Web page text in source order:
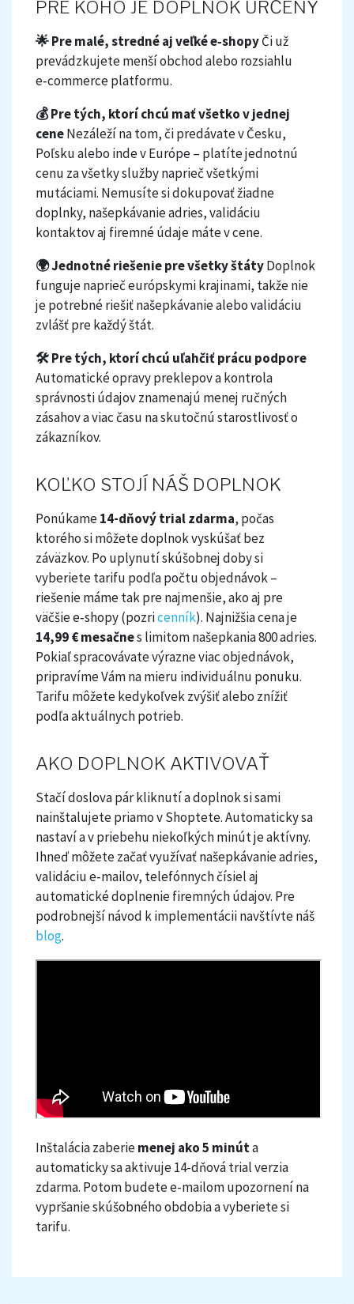
PRE KOHO JE DOPLNOK URČENÝ
🌟 Pre malé, stredné aj veľké e‑shopyČi už
prevádzkujete menší obchod alebo rozsiahlu
e‑commerce platformu.
💰 Pre tých, ktorí chcú mať všetko v jednej
ceneNezáleží na tom, či predávate v Česku,
Poľsku alebo inde v Európe – platíte jednotnú
cenu za všetky služby naprieč všetkými
mutáciami. Nemusíte si dokupovať žiadne
doplnky, našepkávanie adries, validáciu
kontaktov aj firemné údaje máte v cene.
🌍 Jednotné riešenie pre všetky štátyDoplnok
funguje naprieč európskymi krajinami, takže nie
je potrebné riešiť našepkávanie alebo validáciu
zvlášť pre každý štát.
🛠️ Pre tých, ktorí chcú uľahčiť prácu podpore
Automatické opravy preklepov a kontrola
správnosti údajov znamenajú menej ručných
zásahov a viac času na skutočnú starostlivosť o
zákazníkov.
KOĽKO STOJÍ NÁŠ DOPLNOK
Ponúkame14-dňový trial zdarma, počas
ktorého si môžete doplnok vyskúšať bez
záväzkov. Po uplynutí skúšobnej doby si
vyberiete tarifu podľa počtu objednávok –
riešenie máme tak pre najmenšie, ako aj pre
väčšie e‑shopy (pozricenník). Najnižšia cena je
14,99 € mesačnes limitom našepkania 800 adries.
Pokiaľ spracovávate výrazne viac objednávok,
pripravíme Vám na mieru individuálnu ponuku.
Tarifu môžete kedykoľvek zvýšiť alebo znížiť
podľa aktuálnych potrieb.
AKO DOPLNOK AKTIVOVAŤ
Stačí doslova pár kliknutí a doplnok si sami
nainštalujete priamo v Shoptete. Automaticky sa
nastaví a v priebehu niekoľkých minút je aktívny.
Ihneď môžete začať využívať našepkávanie adries,
validáciu e‑mailov, telefónnych čísiel aj
automatické doplnenie firemných údajov. Pre
podrobnejší návod k implementácii navštívte náš
blog.
Inštalácia zaberiemenej ako 5 minúta
automaticky sa aktivuje 14-dňová trial verzia
zdarma. Potom budete e-mailom upozornení na
vypršanie skúšobného obdobia a vyberiete si
tarifu.